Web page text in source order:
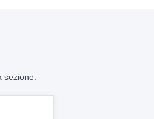
sezione.